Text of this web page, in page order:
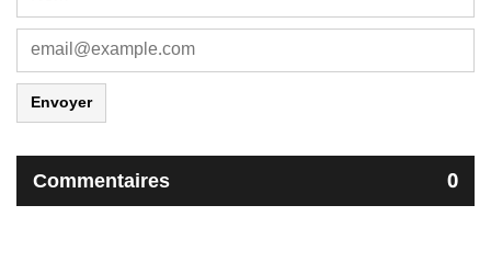
Envoyer
Commentaires 0